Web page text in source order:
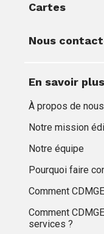
Cartes
Nous
En savoir plus
À propos de nous
Notre mission
Notre équipe
Pourquoi faire
Comment
Comment
services ?